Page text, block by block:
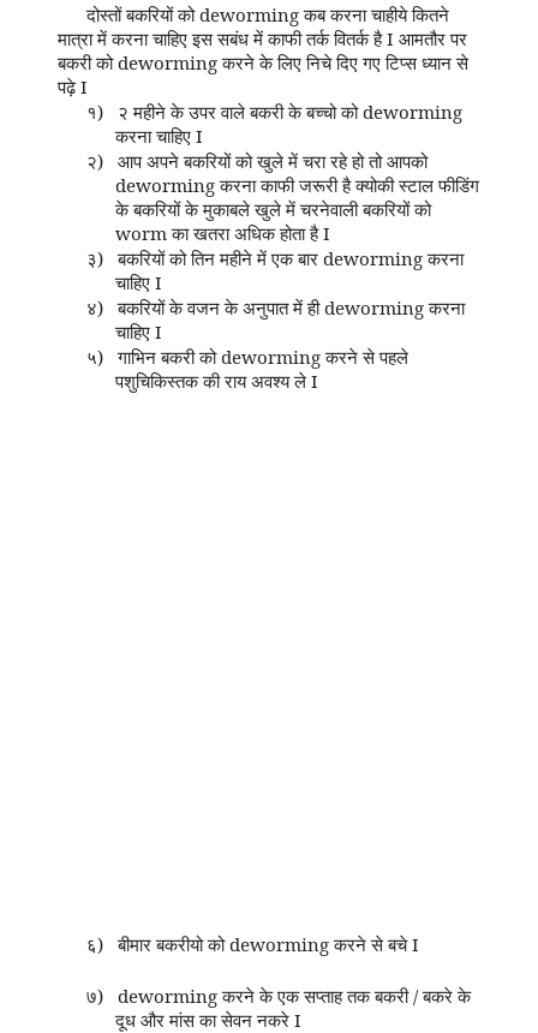
दोस्तों बकरियों को deworming कब करना चाहीये कितने
मात्रा में करना चाहिए इस सबंध में काफी तर्क वितर्क है I आमतौर पर
बकरी को deworming करने के लिए निचे दिए गए टिप्स ध्यान से
पढ़े I
१)
२ महीने के उपर वाले बकरी के बच्चो को deworming
करना चाहिए I
२) आप अपने बकरियों को खुले में चरा रहे हो तो आपको
deworming करना काफी जरूरी है क्योकी स्टाल फीडिंग
के बकरियों के मुकाबले खुले में चरनेवाली बकरियों को
worm का खतरा अधिक होता है I
३) बकरियों को तिन महीने में एक बार deworming करना
चाहिए I
४) बकरियों के वजन के अनुपात में ही deworming करना
चाहिए I
५) गाभिन बकरी को deworming करने से पहले
पशुचिकिस्तक की राय अवश्य ले I
६) बीमार बकरीयो को deworming करने से बचे I
७) deworming करने के एक सप्ताह तक बकरी / बकरे के
दूध और मांस का सेवन नकरे I